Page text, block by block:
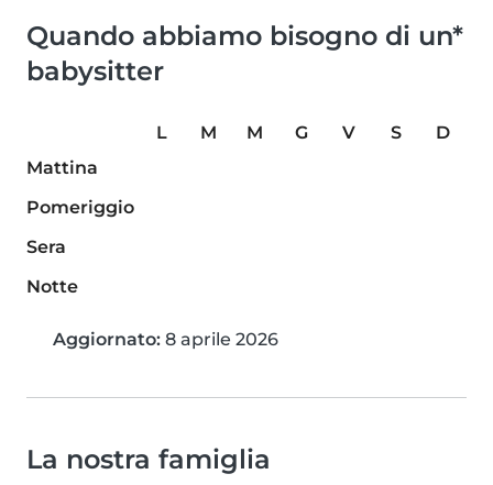
Quando abbiamo bisogno di un*
babysitter
L M M G V S
D
Mattina
Pomeriggio
Sera
Notte
Aggiornato: 8 aprile 2026
La nostra famiglia